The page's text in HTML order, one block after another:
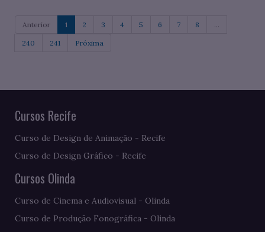
Anterior 1 2 3 4 5 6 7 8 ...
240 241 Próxima
Cursos Recife
Curso de Design de Animação - Recife
Curso de Design Gráfico - Recife
Cursos Olinda
Curso de Cinema e Audiovisual - Olinda
Curso de Produção Fonográfica - Olinda